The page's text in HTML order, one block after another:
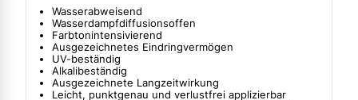
Wasserabweisend
Wasserdampfdiffusionsoffen
Farbtonintensivierend
Ausgezeichnetes Eindringvermögen
UV-beständig
Alkalibeständig
Ausgezeichnete Langzeitwirkung
Leicht, punktgenau und verlustfrei applizierbar